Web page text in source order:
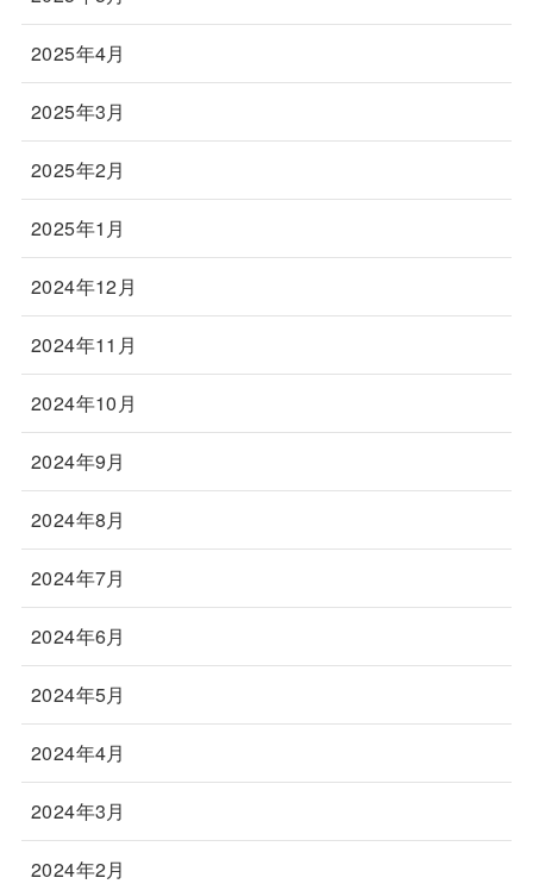
2025年4月
2025年3月
2025年2月
2025年1月
2024年12月
2024年11月
2024年10月
2024年9月
2024年8月
2024年7月
2024年6月
2024年5月
2024年4月
2024年3月
2024年2月